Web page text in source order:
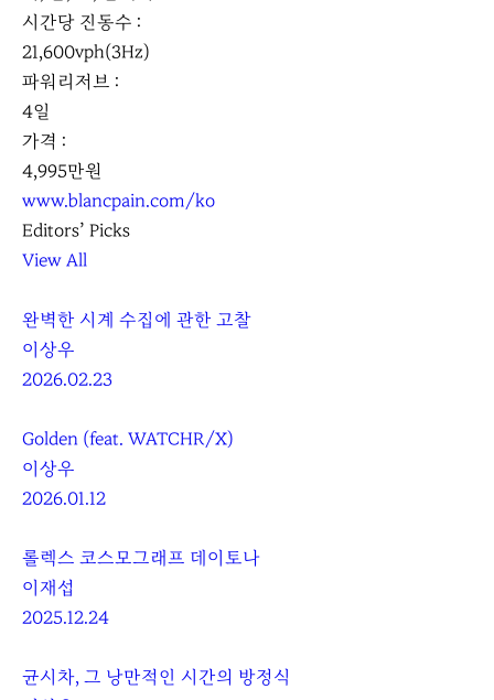
시간당 진동수 :
21,600vph(3Hz)
파워리저브 :
4일
가격 :
4,995만원
www.blancpain.com/ko
Editors’ Picks
View All
완벽한 시계 수집에 관한 고찰
이상우
2026.02.23
Golden (feat. WATCHR/X)
이상우
2026.01.12
롤렉스 코스모그래프 데이토나
이재섭
2025.12.24
균시차, 그 낭만적인 시간의 방정식